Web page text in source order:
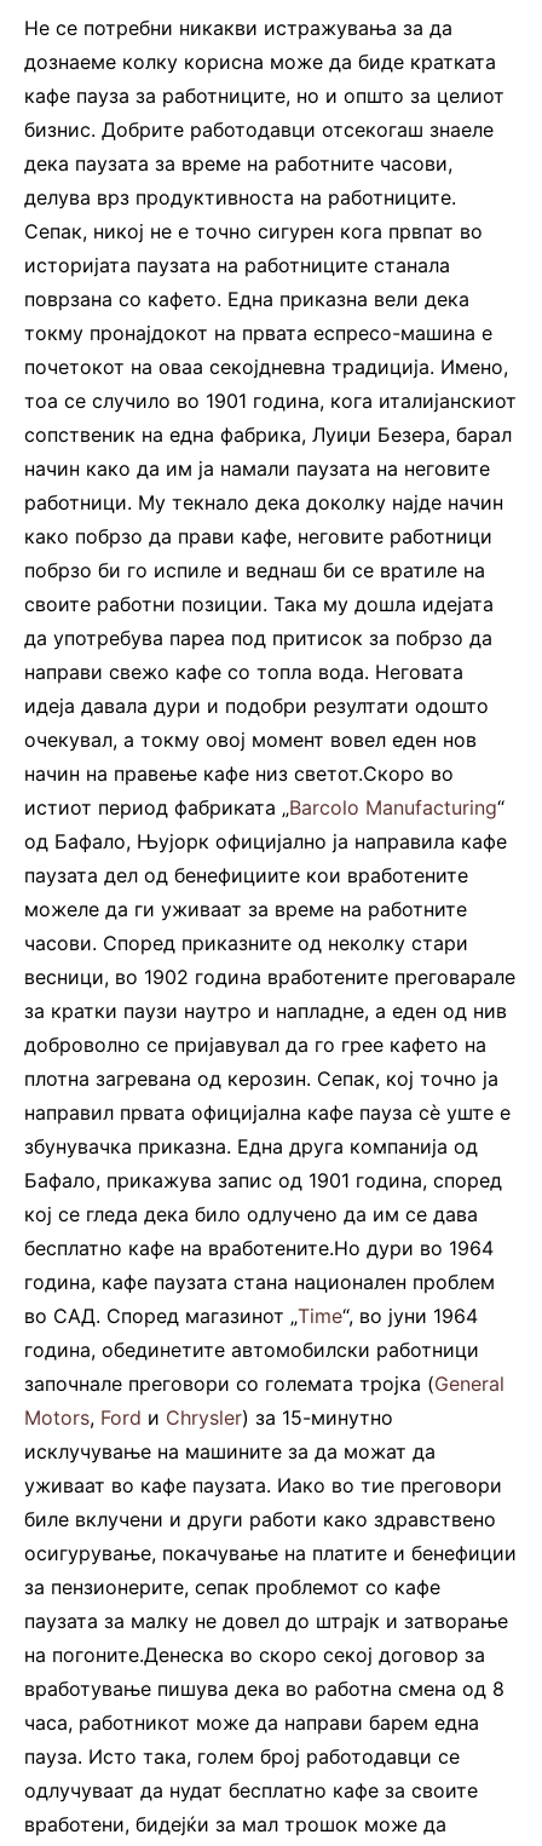
Не се потребни никакви истражувања за да
дознаеме колку корисна може да биде кратката
кафе пауза за работниците, но и општо за целиот
бизнис. Добрите работодавци отсекогаш знаеле
дека паузата за време на работните часови,
делува врз продуктивноста на работниците.
Сепак, никој не е точно сигурен кога првпат во
историјата паузата на работниците станала
поврзана со кафето. Една приказна вели дека
токму пронајдокот на првата еспресо-машина е
почетокот на оваа секојдневна традиција. Имено,
тоа се случило во 1901 година, кога италијанскиот
сопственик на една фабрика, Луиџи Безера, барал
начин како да им ја намали паузата на неговите
работници. Му текнало дека доколку најде начин
како побрзо да прави кафе, неговите работници
побрзо би го испиле и веднаш би се вратиле на
своите работни позиции. Така му дошла идејата
да употребува пареа под притисок за побрзо да
направи свежо кафе со топла вода. Неговата
идеја давала дури и подобри резултати одошто
очекувал, а токму овој момент вовел еден нов
начин на правење кафе низ светот.Скоро во
истиот период фабриката „Barcolo Manufacturing“
од Бафало, Њујорк официјално ја направила кафе
паузата дел од бенефициите кои вработените
можеле да ги уживаат за време на работните
часови. Според приказните од неколку стари
весници, во 1902 година вработените преговарале
за кратки паузи наутро и напладне, а еден од нив
доброволно се пријавувал да го грее кафето на
плотна загревана од керозин. Сепак, кој точно ја
направил првата официјална кафе пауза сè уште е
збунувачка приказна. Една друга компанија од
Бафало, прикажува запис од 1901 година, според
кој се гледа дека било одлучено да им се дава
бесплатно кафе на вработените.Но дури во 1964
година, кафе паузата стана национален проблем
во САД. Според магазинот „Time“, во јуни 1964
година, обединетите автомобилски работници
започнале преговори со големата тројка (General
Motors, Ford и Chrysler) за 15-минутно
исклучување на машините за да можат да
уживаат во кафе паузата. Иако во тие преговори
биле вклучени и други работи како здравствено
осигурување, покачување на платите и бенефиции
за пензионерите, сепак проблемот со кафе
паузата за малку не довел до штрајк и затворање
на погоните.Денеска во скоро секој договор за
вработување пишува дека во работна смена од 8
часа, работникот може да направи барем една
пауза. Исто така, голем број работодавци се
одлучуваат да нудат бесплатно кафе за своите
вработени, бидејќи за мал трошок може да